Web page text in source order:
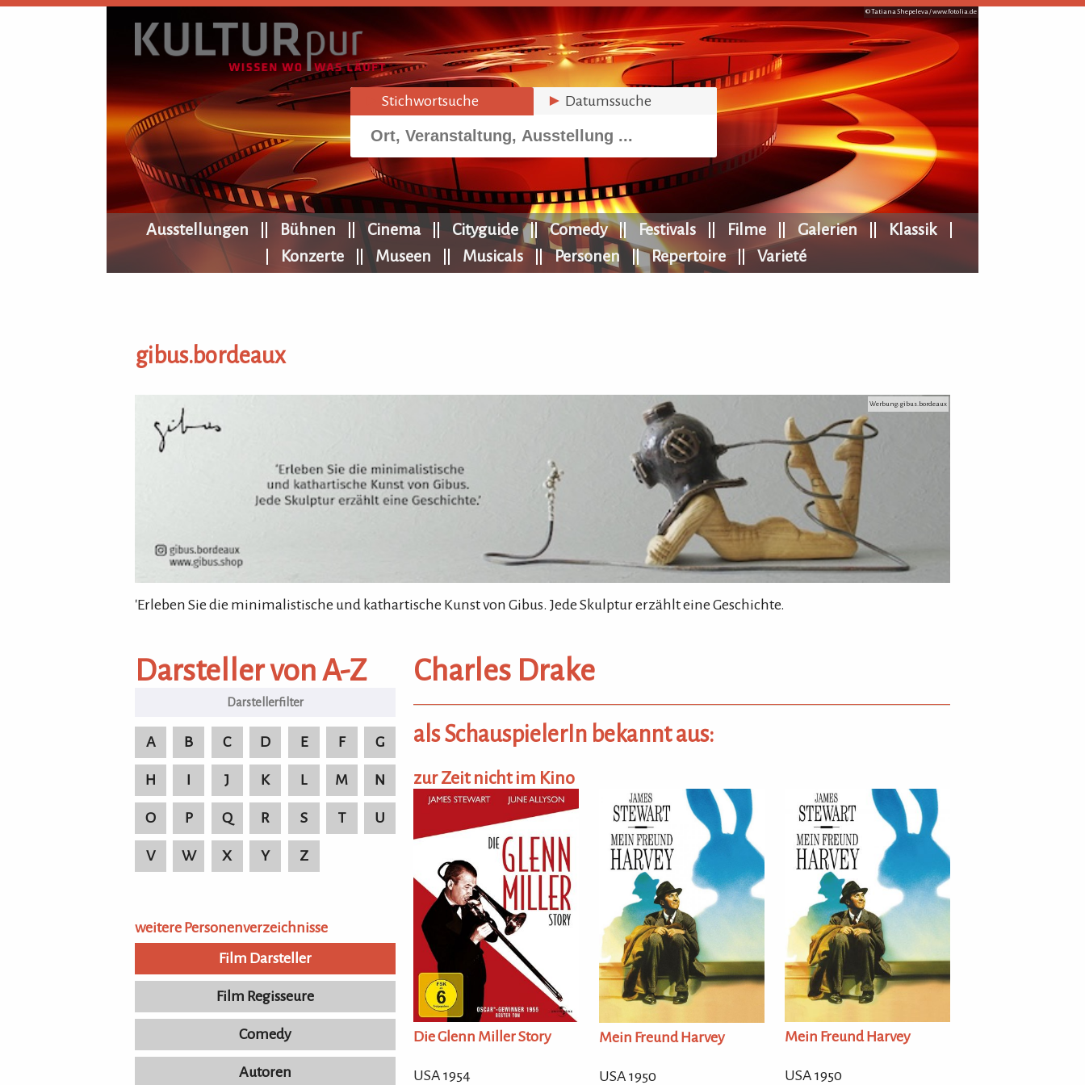
© Tatiana Shepeleva /www.fotolia.de
Stichwortsuche ► Datumssuche
KULTURpur Navigation
Ausstellungen Bühnen Cinema Cityguide Comedy Festivals Filme Galerien
Klassik
Konzerte
Museen Musicals Personen Repertoire Varieté
gibus.bordeaux
gibus.bordeaux Werbung: gibus.bordeaux
'Erleben Sie die minimalistische und kathartische Kunst von Gibus. Jede Skulptur erzählt eine Geschichte.
Darsteller von A-Z
Darsteller von A-Z
A B C D E F G
H I J K L M N
O P Q R S T U
V W X Y Z
weitere Personenverzeichnisse
Film Darsteller
Film Regisseure
Comedy
Autoren
Charles Drake
als SchauspielerIn bekannt aus:
zur Zeit nicht im Kino
Die Glenn Miller Story
USA 1954
Mein Freund Harvey
USA 1950
Mein Freund Harvey
USA 1950